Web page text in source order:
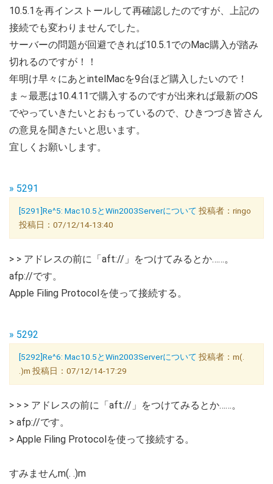
10.5.1を再インストールして再確認したのですが、上記の
接続でも変わりませんでした。
サーバーの問題が回避できれば10.5.1でのMac購入が踏み
切れるのですが！！
年明け早々にあとintelMacを9台ほど購入したいので！
ま～最悪は10.4.11で購入するのですが出来れば最新のOS
でやっていきたいとおもっているので、ひきつづき皆さん
の意見を聞きたいと思います。
宜しくお願いします。
» 5291
[5291]Re^5: Mac10.5とWin2003Serverについて 投稿者：ringo
投稿日：07/12/14-13:40
> > アドレスの前に「aft://」をつけてみるとか……。
afp://です。
Apple Filing Protocolを使って接続する。
» 5292
[5292]Re^6: Mac10.5とWin2003Serverについて 投稿者：m(.
.)m 投稿日：07/12/14-17:29
> > > アドレスの前に「aft://」をつけてみるとか……。
> afp://です。
> Apple Filing Protocolを使って接続する。
すみませんm(. .)m